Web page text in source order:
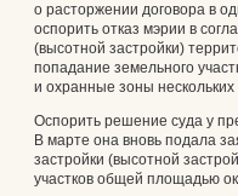
о расторжении договора в
оспорить отказ мэрии в
(высотной застройки)
попадание земельного
и охранные зоны нескольких
Оспорить решение суда у
В марте она вновь подала
застройки (высотной
участков общей площадью